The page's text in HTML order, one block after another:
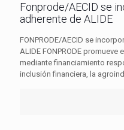
Fonprode/AECID se
adherente de ALIDE
FONPRODE/AECID se
ALIDE FONPRODE
mediante financiamiento
inclusión financiera, la